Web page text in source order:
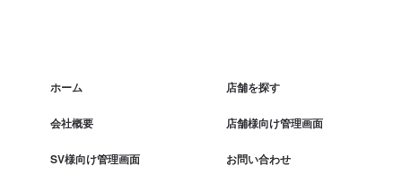
ホーム 店舗を探す
会社概要 店舗様向け管理画面
SV様向け管理画面 お問い合わせ